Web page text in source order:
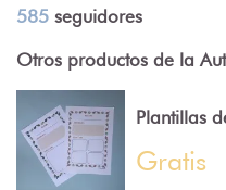
585 seguidores
Otros productos de la
Plantillas
Gratis